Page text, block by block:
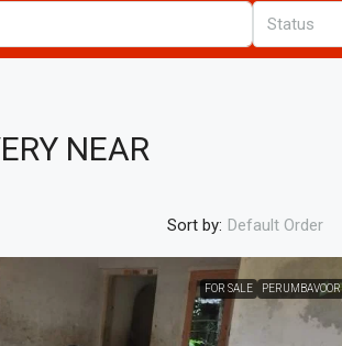
Status
NEAR
Sort by: Default Order
FOR SALE PERUMBAVOOR